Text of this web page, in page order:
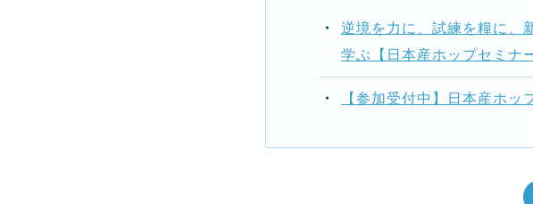
逆境を力に、試練を糧に、
学ぶ【日本産ホップセミナ
【参加受付中】日本産ホ